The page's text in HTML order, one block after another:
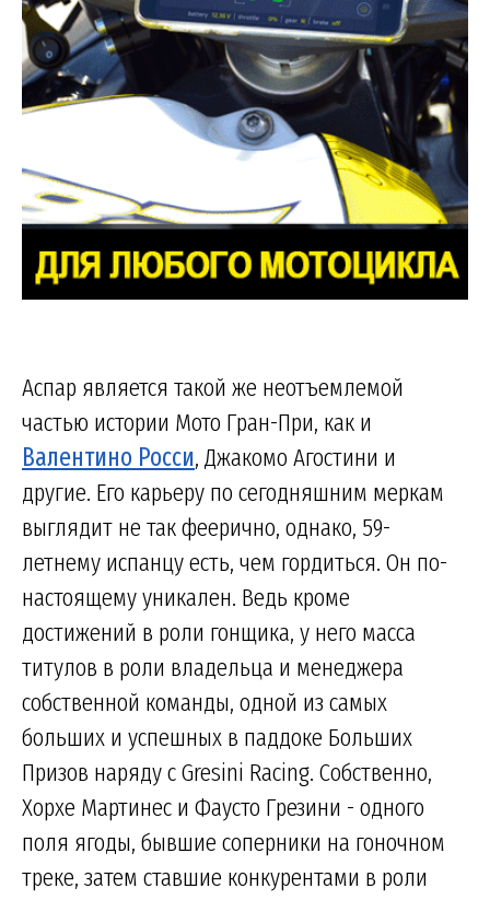
Аспар является такой же неотъемлемой
частью истории Мото Гран-При, как и
Валентино Росси, Джакомо Агостини и
другие. Его карьеру по сегодняшним меркам
выглядит не так феерично, однако, 59-
летнему испанцу есть, чем гордиться. Он по-
настоящему уникален. Ведь кроме
достижений в роли гонщика, у него масса
титулов в роли владельца и менеджера
собственной команды, одной из самых
больших и успешных в паддоке Больших
Призов наряду с Gresini Racing. Собственно,
Хорхе Мартинес и Фаусто Грезини - одного
поля ягоды, бывшие соперники на гоночном
треке, затем ставшие конкурентами в роли